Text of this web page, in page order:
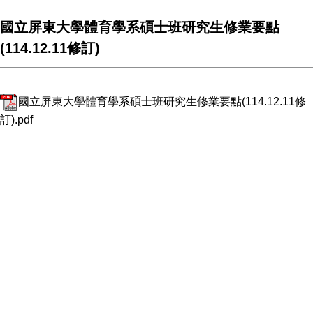
國立屏東大學體育學系碩士班研究生修業要點
(114.12.11修訂)
國立屏東大學體育學系碩士班研究生修業要點(114.12.11修
訂).pdf